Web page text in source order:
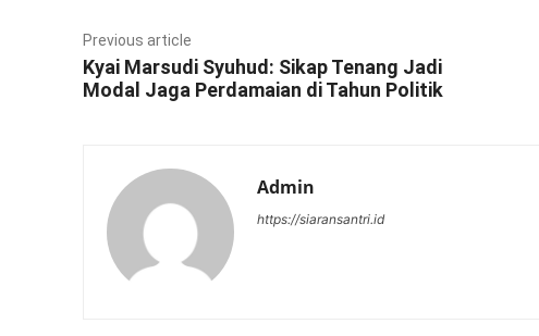
Previous article
Kyai Marsudi Syuhud: Sikap Tenang Jadi
Modal Jaga Perdamaian di Tahun Politik
Admin
https://siaransantri.id